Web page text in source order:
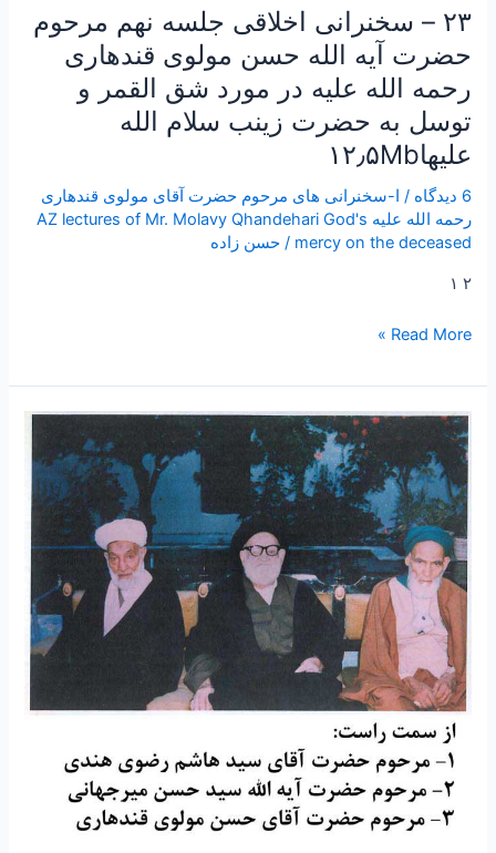
۲۳ – سخنرانی اخلاقی جلسه نهم مرحوم
حضرت آیه الله حسن مولوی قندهاری
رحمه الله علیه در مورد شق القمر و
توسل به حضرت زینب سلام الله
علیها۱۲٫۵Mb
6 دیدگاه / ا-سخنرانی های مرحوم حضرت آقای مولوی قندهاری
رحمه الله علیه AZ lectures of Mr. Molavy Qhandehari God's
mercy on the deceased
/حسن زاده
۲ ۱
مورد
شق
القمر
و
توسل
حضرت
زینب
سلام
الله
علیها۱۲٫۵Mb
Read More »
۲۲
–
سخنرانی
جلسه
هشتم
مرحوم
حضرت
آیه
الله
حسن
مولوی
قندهاری
رحمه
الله
علیه
ادامه